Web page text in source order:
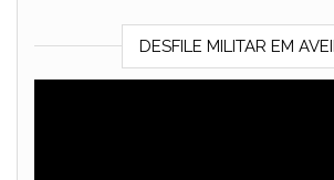
DESFILE MILITAR EM